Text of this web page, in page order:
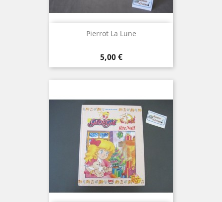
Pierrot La Lune
Prix
5,00 €